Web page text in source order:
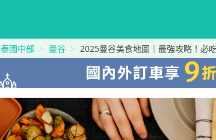
泰國中部 曼谷 2025曼谷美食地圖｜最強攻略！必